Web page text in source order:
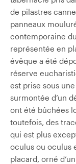
de pilastres
panneaux
contemporaine
représentée en
évêque a été
réserve
est prise sous
surmontée d’un
ont été bûchées
toutefois, des
qui est plus
oculus ou oculus
placard, orné